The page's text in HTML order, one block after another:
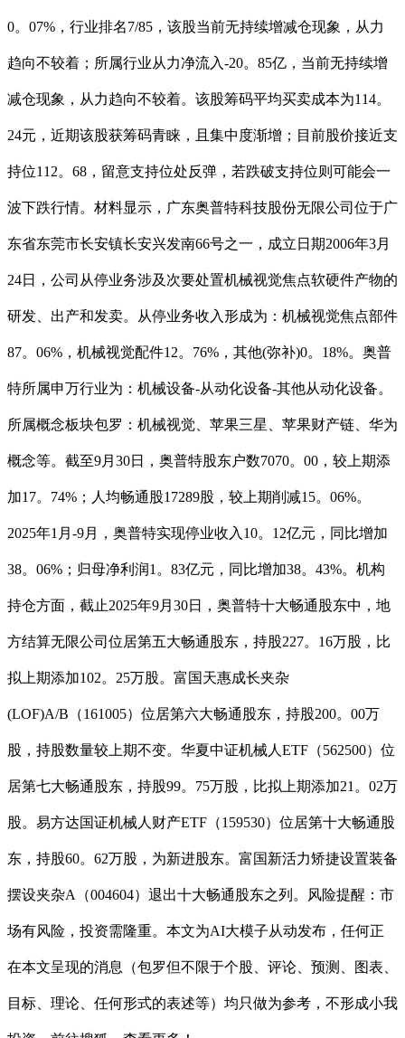
0。07%，行业排名7/85，该股当前无持续增减仓现象，从力
趋向不较着；所属行业从力净流入-20。85亿，当前无持续增
减仓现象，从力趋向不较着。该股筹码平均买卖成本为114。
24元，近期该股获筹码青睐，且集中度渐增；目前股价接近支
持位112。68，留意支持位处反弹，若跌破支持位则可能会一
波下跌行情。材料显示，广东奥普特科技股份无限公司位于广
东省东莞市长安镇长安兴发南66号之一，成立日期2006年3月
24日，公司从停业务涉及次要处置机械视觉焦点软硬件产物的
研发、出产和发卖。从停业务收入形成为：机械视觉焦点部件
87。06%，机械视觉配件12。76%，其他(弥补)0。18%。奥普
特所属申万行业为：机械设备-从动化设备-其他从动化设备。
所属概念板块包罗：机械视觉、苹果三星、苹果财产链、华为
概念等。截至9月30日，奥普特股东户数7070。00，较上期添
加17。74%；人均畅通股17289股，较上期削减15。06%。
2025年1月-9月，奥普特实现停业收入10。12亿元，同比增加
38。06%；归母净利润1。83亿元，同比增加38。43%。机构
持仓方面，截止2025年9月30日，奥普特十大畅通股东中，地
方结算无限公司位居第五大畅通股东，持股227。16万股，比
拟上期添加102。25万股。富国天惠成长夹杂
(LOF)A/B（161005）位居第六大畅通股东，持股200。00万
股，持股数量较上期不变。华夏中证机械人ETF（562500）位
居第七大畅通股东，持股99。75万股，比拟上期添加21。02万
股。易方达国证机械人财产ETF（159530）位居第十大畅通股
东，持股60。62万股，为新进股东。富国新活力矫捷设置装备
摆设夹杂A（004604）退出十大畅通股东之列。风险提醒：市
场有风险，投资需隆重。本文为AI大模子从动发布，任何正
在本文呈现的消息（包罗但不限于个股、评论、预测、图表、
目标、理论、任何形式的表述等）均只做为参考，不形成小我